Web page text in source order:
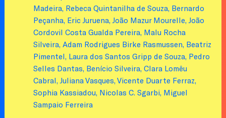
Madeira, Rebeca Quintanilha de Souza, Bernardo
Peçanha, Eric Juruena, João Mazur Mourelle, João
Cordovil Costa Gualda Pereira, Malu Rocha
Silveira, Adam Rodrigues Birke Rasmussen, Beatriz
Pimentel, Laura dos Santos Gripp de Souza, Pedro
Selles Dantas, Benício Silveira, Clara Lomêu
Cabral, Juliana Vasques, Vicente Duarte Ferraz,
Sophia Kassiadou, Nicolas C. Sgarbi, Miguel
Sampaio Ferreira